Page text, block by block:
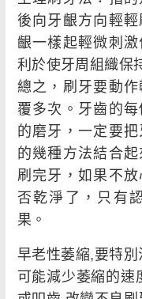
後向牙齦方向輕
齦一樣起輕微刺
利於使牙周組織保
總之，刷牙要動
覆多次。牙齒的
的磨牙，一定要
的幾種方法結合
刷完牙，如果不
否乾淨了，只有
果。
早老性萎縮,要特
可能減少萎縮的